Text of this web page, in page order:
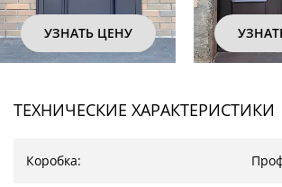
УЗНАТЬ ЦЕНУ УЗНАТЬ
ТЕХНИЧЕСКИЕ ХАРАКТЕРИСТИКИ
Коробка: